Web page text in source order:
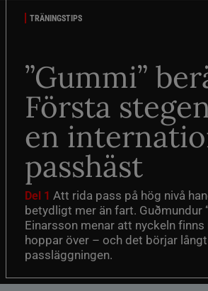
TRÄNINGSTIPS
”Gummi”
Första
en
passhäst
Del 1 Att rida pass på hög nivå
betydligt mer än fart. Guðmundur
Einarsson menar att nyckeln finns
hoppar över – och det börjar
passläggningen.